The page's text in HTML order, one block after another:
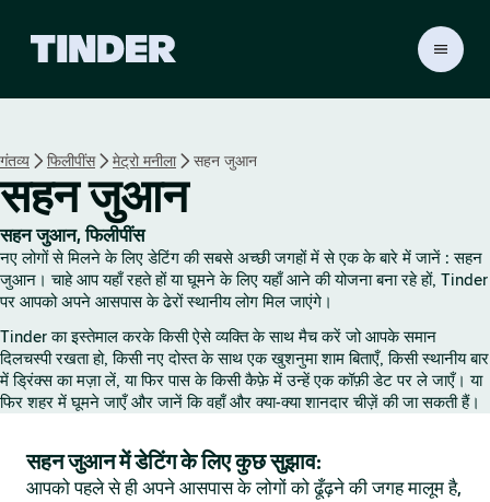
r
हो
म
गंतव्य फिलीपींस मेट्रो मनीला सहन जुआन
सहन जुआन
सहन जुआन, फिलीपींस
नए लोगों से मिलने के लिए डेटिंग की सबसे अच्छी जगहों में से एक के बारे में जानें : सहन
जुआन। चाहे आप यहाँ रहते हों या घूमने के लिए यहाँ आने की योजना बना रहे हों, Tinder
पर आपको अपने आसपास के ढेरों स्थानीय लोग मिल जाएंगे।
Tinder का इस्तेमाल करके किसी ऐसे व्यक्ति के साथ मैच करें जो आपके समान
दिलचस्पी रखता हो, किसी नए दोस्त के साथ एक खुशनुमा शाम बिताएँ, किसी स्थानीय बार
में ड्रिंक्स का मज़ा लें, या फिर पास के किसी कैफ़े में उन्हें एक कॉफ़ी डेट पर ले जाएँ। या
फिर शहर में घूमने जाएँ और जानें कि वहाँ और क्या-क्या शानदार चीज़ें की जा सकती हैं।
सहन जुआन में डेटिंग के लिए कुछ सुझाव:
आपको पहले से ही अपने आसपास के लोगों को ढूँढ़ने की जगह मालूम है,